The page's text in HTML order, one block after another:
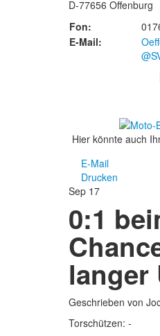
D-77656 Offenburg
Fon:
E-Mail:
Hier könnte auch
E-Mail
Drucken
Sep 17
0:1
langer
Geschrieben von
Torschützen: -